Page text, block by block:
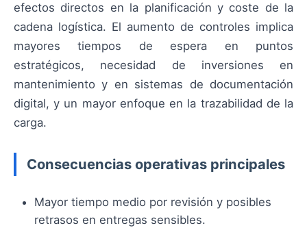
efectos directos en la planificación y coste de la
cadena logística. El aumento de controles implica
mayores tiempos de espera en puntos
estratégicos, necesidad de inversiones en
mantenimiento y en sistemas de documentación
digital, y un mayor enfoque en la trazabilidad de la
carga.
Consecuencias operativas principales
Mayor tiempo medio por revisión y posibles
retrasos en entregas sensibles.